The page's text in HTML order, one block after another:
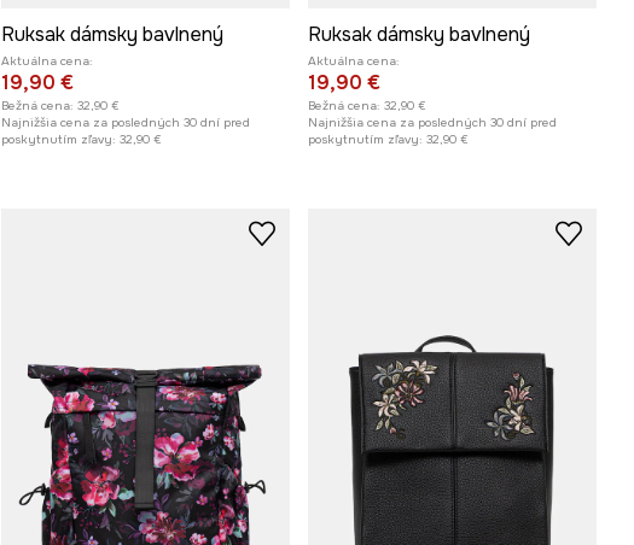
Ruksak dámsky bavlnený
Aktuálna cena:
19,90 €
Bežná cena: 32,90 €
Najnižšia cena za posledných 30 dní pred
poskytnutím zľavy: 32,90 €
Ruksak dámsky bavlnený
Aktuálna cena:
19,90 €
Bežná cena: 32,90 €
Najnižšia cena za posledných 30 dní pred
poskytnutím zľavy: 32,90 €